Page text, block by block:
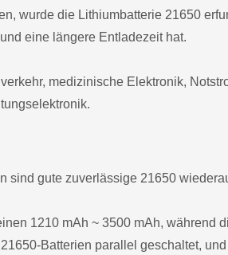
wurde die Lithiumbatterie 21650
eine längere Entladezeit hat.
medizinische Elektronik,
sind gute zuverlässige 21650
1210 mAh ~ 3500 mAh, während
Batterien parallel geschaltet,